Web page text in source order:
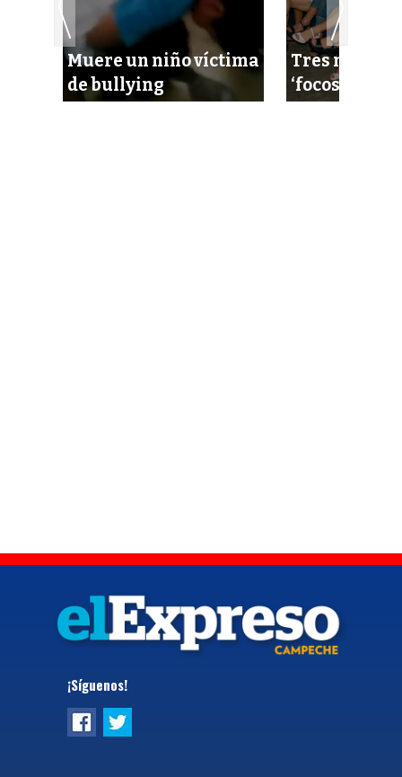
Muere un niño víctima
de bullying
Tres
‘focos rojos’
¡Síguenos!